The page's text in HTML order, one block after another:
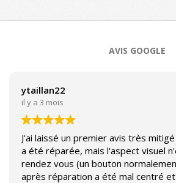
08-
AVIS GOOGLE
ytaillan22
il y a 3 mois
J'ai laissé un premier avis très
a été réparée, mais l'aspect visuel
rendez vous (un bouton
après réparation a été mal centré